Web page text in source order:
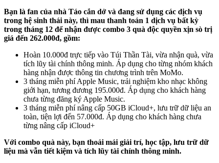
Bạn là fan của nhà Táo cắn dở và đang sử dụng các dịch vụ
trong hệ sinh thái này, thì mau thanh toán 1 dịch vụ bất kỳ
trong tháng 12 để nhận được combo 3 quà độc quyền xịn sò trị
giá đến 262.000đ, gồm:
Hoàn 10.000đ trực tiếp vào Túi Thần Tài, vừa nhận quà, vừa
tích lũy tài chính thông minh. Áp dụng cho từng nhóm khách
hàng nhận được thông tin chương trình trên MoMo.
3 tháng miễn phí Apple Music, trải nghiệm kho nhạc không
giới hạn, tương đương 195.000đ. Áp dụng cho khách hàng
chưa từng đăng ký Apple Music.
3 tháng miễn phí nâng cấp 50GB iCloud+, lưu trữ dữ liệu an
toàn, tiện lợi đến 57.000đ. Áp dụng cho khách hàng chưa
từng nâng cấp iCloud+
Với combo quà này, bạn thoải mái giải trí, học tập, lưu trữ dữ
liệu mà vẫn tiết kiệm và tích lũy tài chính thông minh.